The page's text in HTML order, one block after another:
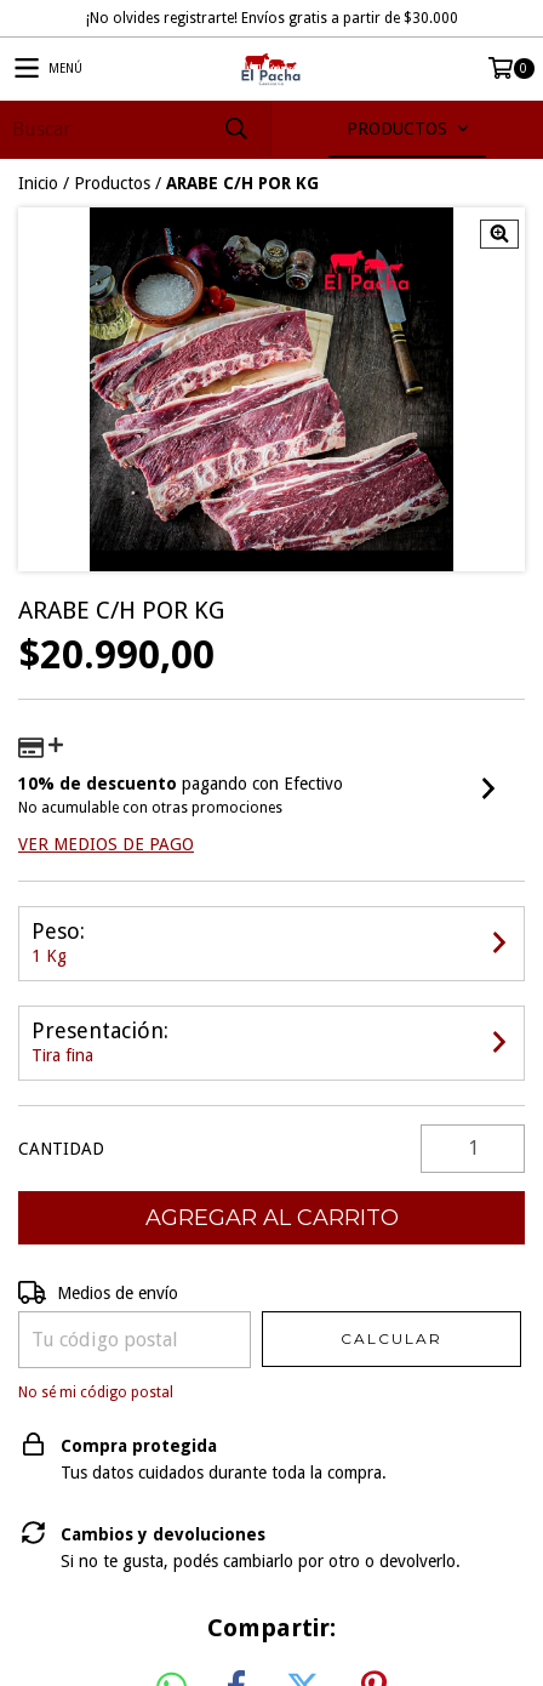
¡No olvides registrarte! Envíos gratis a partir de $30.000
MENÚ 0
PRODUCTOS
Inicio / Productos / ARABE C/H POR KG
ARABE C/H POR KG
$20.990,00
10% de descuento pagando con Efectivo
No acumulable con otras promociones
VER MEDIOS DE PAGO
Peso:
1 Kg
Presentación:
Tira fina
CANTIDAD
Entregas para el CP:
Medios de envío
CALCULAR
No sé mi código postal
Compra protegida
Tus datos cuidados durante toda la compra.
Cambios y devoluciones
Si no te gusta, podés cambiarlo por otro o devolverlo.
Compartir: